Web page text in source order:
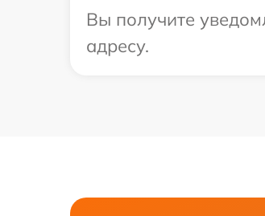
Вы получите
адресу.